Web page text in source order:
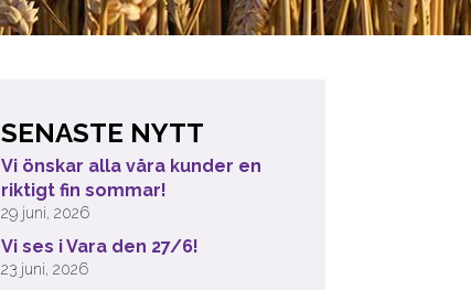
SENASTE NYTT
Vi önskar alla våra kunder en
riktigt fin sommar!
29 juni, 2026
Vi ses i Vara den 27/6!
23 juni, 2026